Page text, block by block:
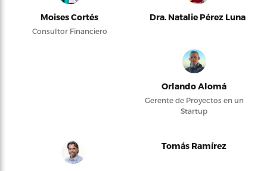
Moises Cortés
Consultor Financiero
Dra. Natalie Pérez Luna
Orlando Alomá
Gerente de Proyectos en un
Startup
Tomás Ramírez